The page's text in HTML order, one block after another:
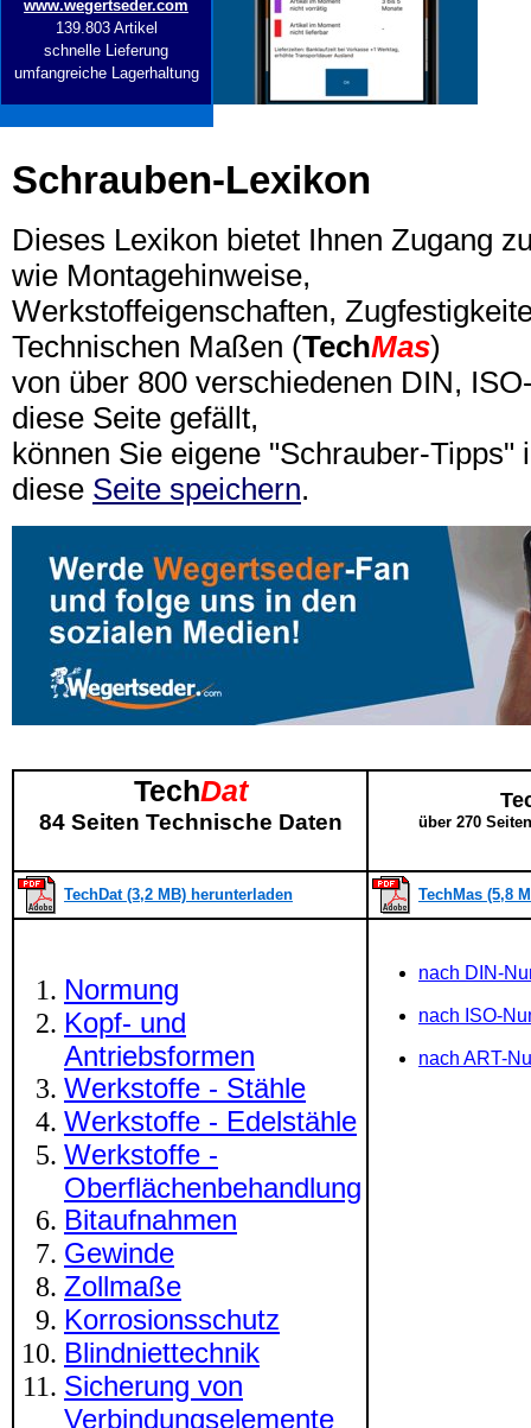
www.wegertseder.com
139.803 Artikel
schnelle Lieferung
umfangreiche Lagerhaltung
Schrauben-Lexikon
Dieses Lexikon bietet Ihnen Zugang
wie Montagehinweise,
Werkstoffeigenschaften,
Technischen Maßen (TechMas)
von über 800 verschiedenen DIN,
diese Seite gefällt,
können Sie eigene "Schrauber-Tipps"
diese Seite speichern.
TechDat
84 Seiten Technische Daten über 270
TechDat (3,2 MB) herunterladen TechMas (5,8
Normung
Kopf- und
Antriebsformen
Werkstoffe - Stähle
Werkstoffe - Edelstähle
Werkstoffe -
Oberflächenbehandlung
Bitaufnahmen
Gewinde
Zollmaße
Korrosionsschutz
Blindniettechnik
Sicherung von
Verbindungselemente
nach DIN-
nach ISO-
nach ART-